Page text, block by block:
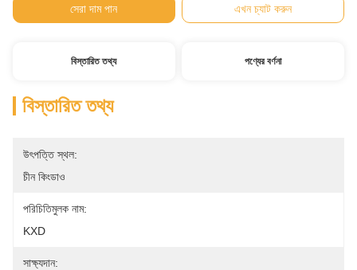
সেরা দাম পান এখন চ্যাট করুন
বিস্তারিত তথ্য পণ্যের বর্ণনা
বিস্তারিত তথ্য
উৎপত্তি স্থল:
চীন কিংডাও
পরিচিতিমুলক নাম:
KXD
সাক্ষ্যদান: